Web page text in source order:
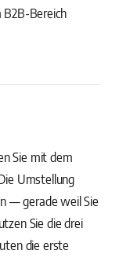
Bereich
Sie mit dem
Umstellung
— gerade weil Sie
Sie die drei
die erste